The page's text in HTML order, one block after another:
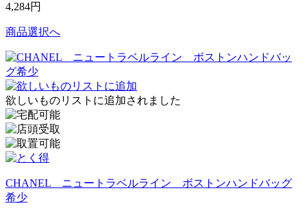
4,284円
商品選択へ
欲しいものリストに追加されました
CHANEL ニュートラベルライン ボストンハンドバッグ
希少